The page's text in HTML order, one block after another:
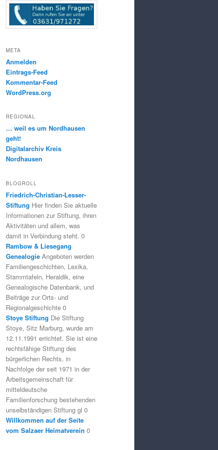
META
Anmelden
Eintrags-Feed
Kommentar-Feed
WordPress.org
REGIONAL
… weil es um Nordhausen
geht!
Digitalarchiv Kreis
Nordhausen
BLOGROLL
Friedrich-Christian-Lesser-
Stiftung Hier finden Sie aktuelle
Informationen zur Stiftung, ihren
Aktivitäten und allem, was
damit in Verbindung steht. 0
Rambow & Liesegang
Genealogie Angeboten werden
Familiengeschichten, Lexika,
Stammtafeln, Heraldik, eine
Genealogische Datenbank, und
Beiträge zur Orts- und
Regionalgeschichte 0
Stoye Stiftung Die Stiftung
Stoye, Sitz Marburg, wurde am
12.11.1991 errichtet. Sie ist eine
rechtsfähige Stiftung des
bürgerlichen Rechts, in
Nachfolge der seit 1971 in der
Arbeitsgemeinschaft für
mitteldeutsche
Familienforschung bestehenden
unselbständigen Stiftung gl 0
Willkommen auf der Seite
vom Salzaer Heimatverein 0